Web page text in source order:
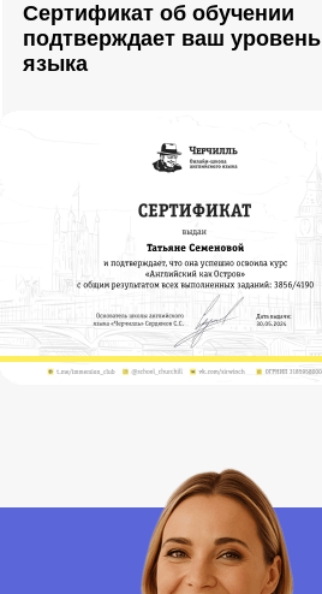
Сертификат об обучении
подтверждает ваш уровень
языка